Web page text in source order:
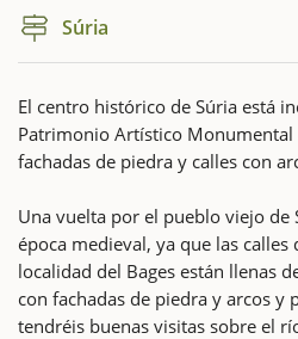
Súria
El centro histórico de Súria está
Patrimonio Artístico Monumental
fachadas de piedra y calles con
Una vuelta por el pueblo viejo de
época medieval, ya que las
localidad del Bages están llenas
con fachadas de piedra y arcos y
tendréis buenas visitas sobre el